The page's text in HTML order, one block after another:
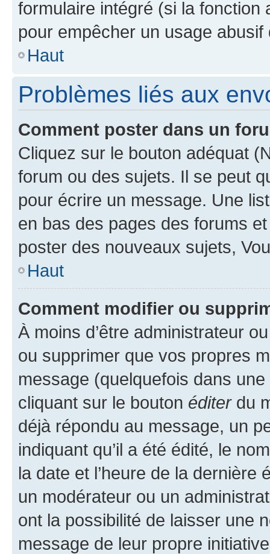
formulaire intégré (si la fonction
pour empêcher un usage
Haut
Problèmes liés aux
Comment poster dans un
Cliquez sur le bouton adéquat
forum ou des sujets. Il se peut
pour écrire un message. Une
en bas des pages des forums
poster des nouveaux sujets,
Haut
Comment modifier ou
À moins d’être administrateur
ou supprimer que vos propres
message (quelquefois dans
cliquant sur le bouton éditerdu
déjà répondu au message, un
indiquant qu’il a été édité, le
la date et l’heure de la dernière
un modérateur ou un
ont la possibilité de laisser une
message de leur propre